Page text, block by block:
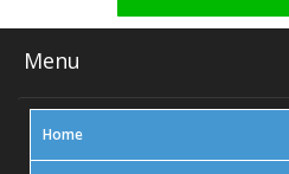
Menu
Home